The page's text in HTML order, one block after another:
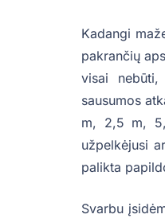
Kadangi
pakrančių
visai
sausumos
m, 2,5 m,
užpelkėjusi
palikta
Svarbu